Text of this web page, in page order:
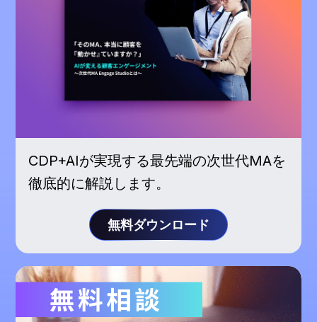
CDP+AIが実現する最先端の次世代MAを
徹底的に解説します。
無料ダウンロード